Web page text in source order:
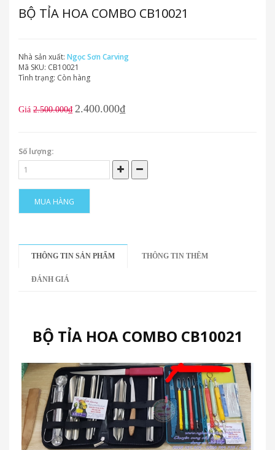
BỘ TỈA HOA COMBO CB10021
Nhà sản xuất: Ngọc Sơn Carving
Mã SKU: CB10021
Tình trạng: Còn hàng
Giá 2.500.000₫ 2.400.000₫
Số lượng:
MUA HÀNG
THÔNG TIN SẢN PHẨM THÔNG TIN THÊM
ĐÁNH GIÁ
BỘ TỈA HOA COMBO CB10021